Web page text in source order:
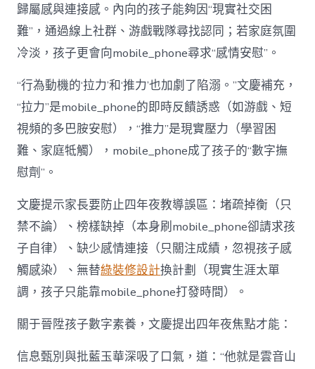
歸屬感與連接感。內向的孩子能夠因“現實社交困
難”，通過線上社群、游戲戰隊尋找認同；若家庭氛圍
冷淡，孩子更會向mobile_phone尋求“感情安慰”。
“行為動機的‘拉力’和‘推力’也加劇了陷溺。”文慶補充，
“拉力”是mobile_phone的即時反饋誘惑（如游戲、短
視頻的多巴胺安慰），“推力”是現實壓力（學習困
難、家庭牴觸），mobile_phone成了孩子的“數字撫
慰劑”。
文慶提示家長要防止四年夜教導誤區：堵疏掉衡（只
禁不論）、榜樣缺掉（本身刷mobile_phone卻請求孩
子自律）、缺少感情連接（只關注成績，忽視孩子感
觸感染）、無替綠裝修設計換計劃（現實生涯太單
調，孩子只能靠mobile_phone打發時間）。
關于晉陞孩子數字素養，文慶提出四年夜焦點才能：
信息甄別與批藍玉華深吸了口氣，道：“他就是雲音山